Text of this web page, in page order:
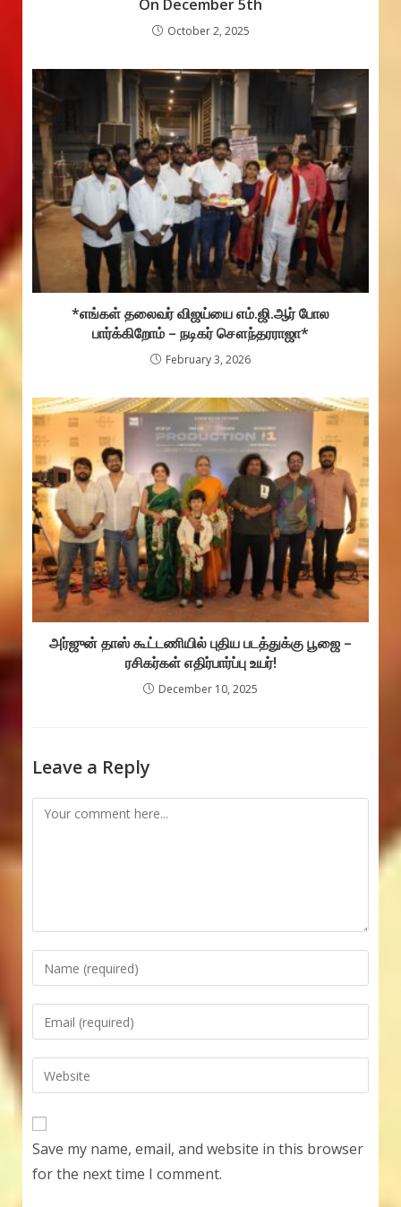
On December 5th
October 2, 2025
*எங்கள் தலைவர் விஜய்யை எம்.ஜி.ஆர் போல
பார்க்கிறோம் – நடிகர் சௌந்தரராஜா*
February 3, 2026
அர்ஜுன் தாஸ் கூட்டணியில் புதிய படத்துக்கு பூஜை –
ரசிகர்கள் எதிர்பார்ப்பு உயர்!
December 10, 2025
Leave a Reply
Comment
Enter
your
name
comment
Enter
your
email
address
comment
Enter
your
website
URL
(optional)
Save my name, email, and website in this browser
for the next time I comment.